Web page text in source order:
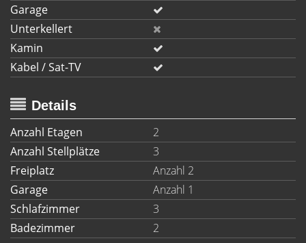
Garage
Unterkellert
Kamin
Kabel / Sat-TV
Details
Anzahl Etagen
2
Anzahl Stellplätze
3
Freiplatz
Anzahl 2
Garage
Anzahl 1
Schlafzimmer
3
Badezimmer
2